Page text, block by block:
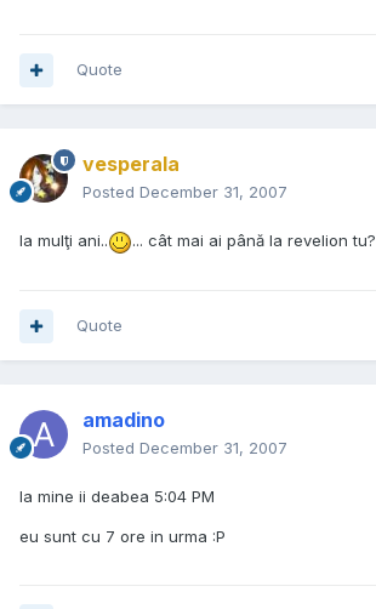
Quote
vesperala
Posted December 31, 2007
la mulţi ani.. ... cât mai ai până la revelion tu?
Quote
amadino
Posted December 31, 2007
la mine ii deabea 5:04 PM
eu sunt cu 7 ore in urma :P